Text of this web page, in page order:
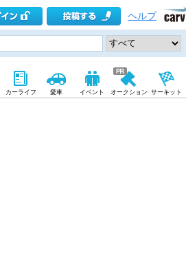
ヘルプ
カーライフ 愛車 イベント オークション サーキット